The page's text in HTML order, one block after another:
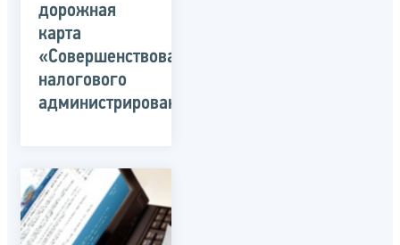
дорожная
карта
«Совершенствование
налогового
администрирования»